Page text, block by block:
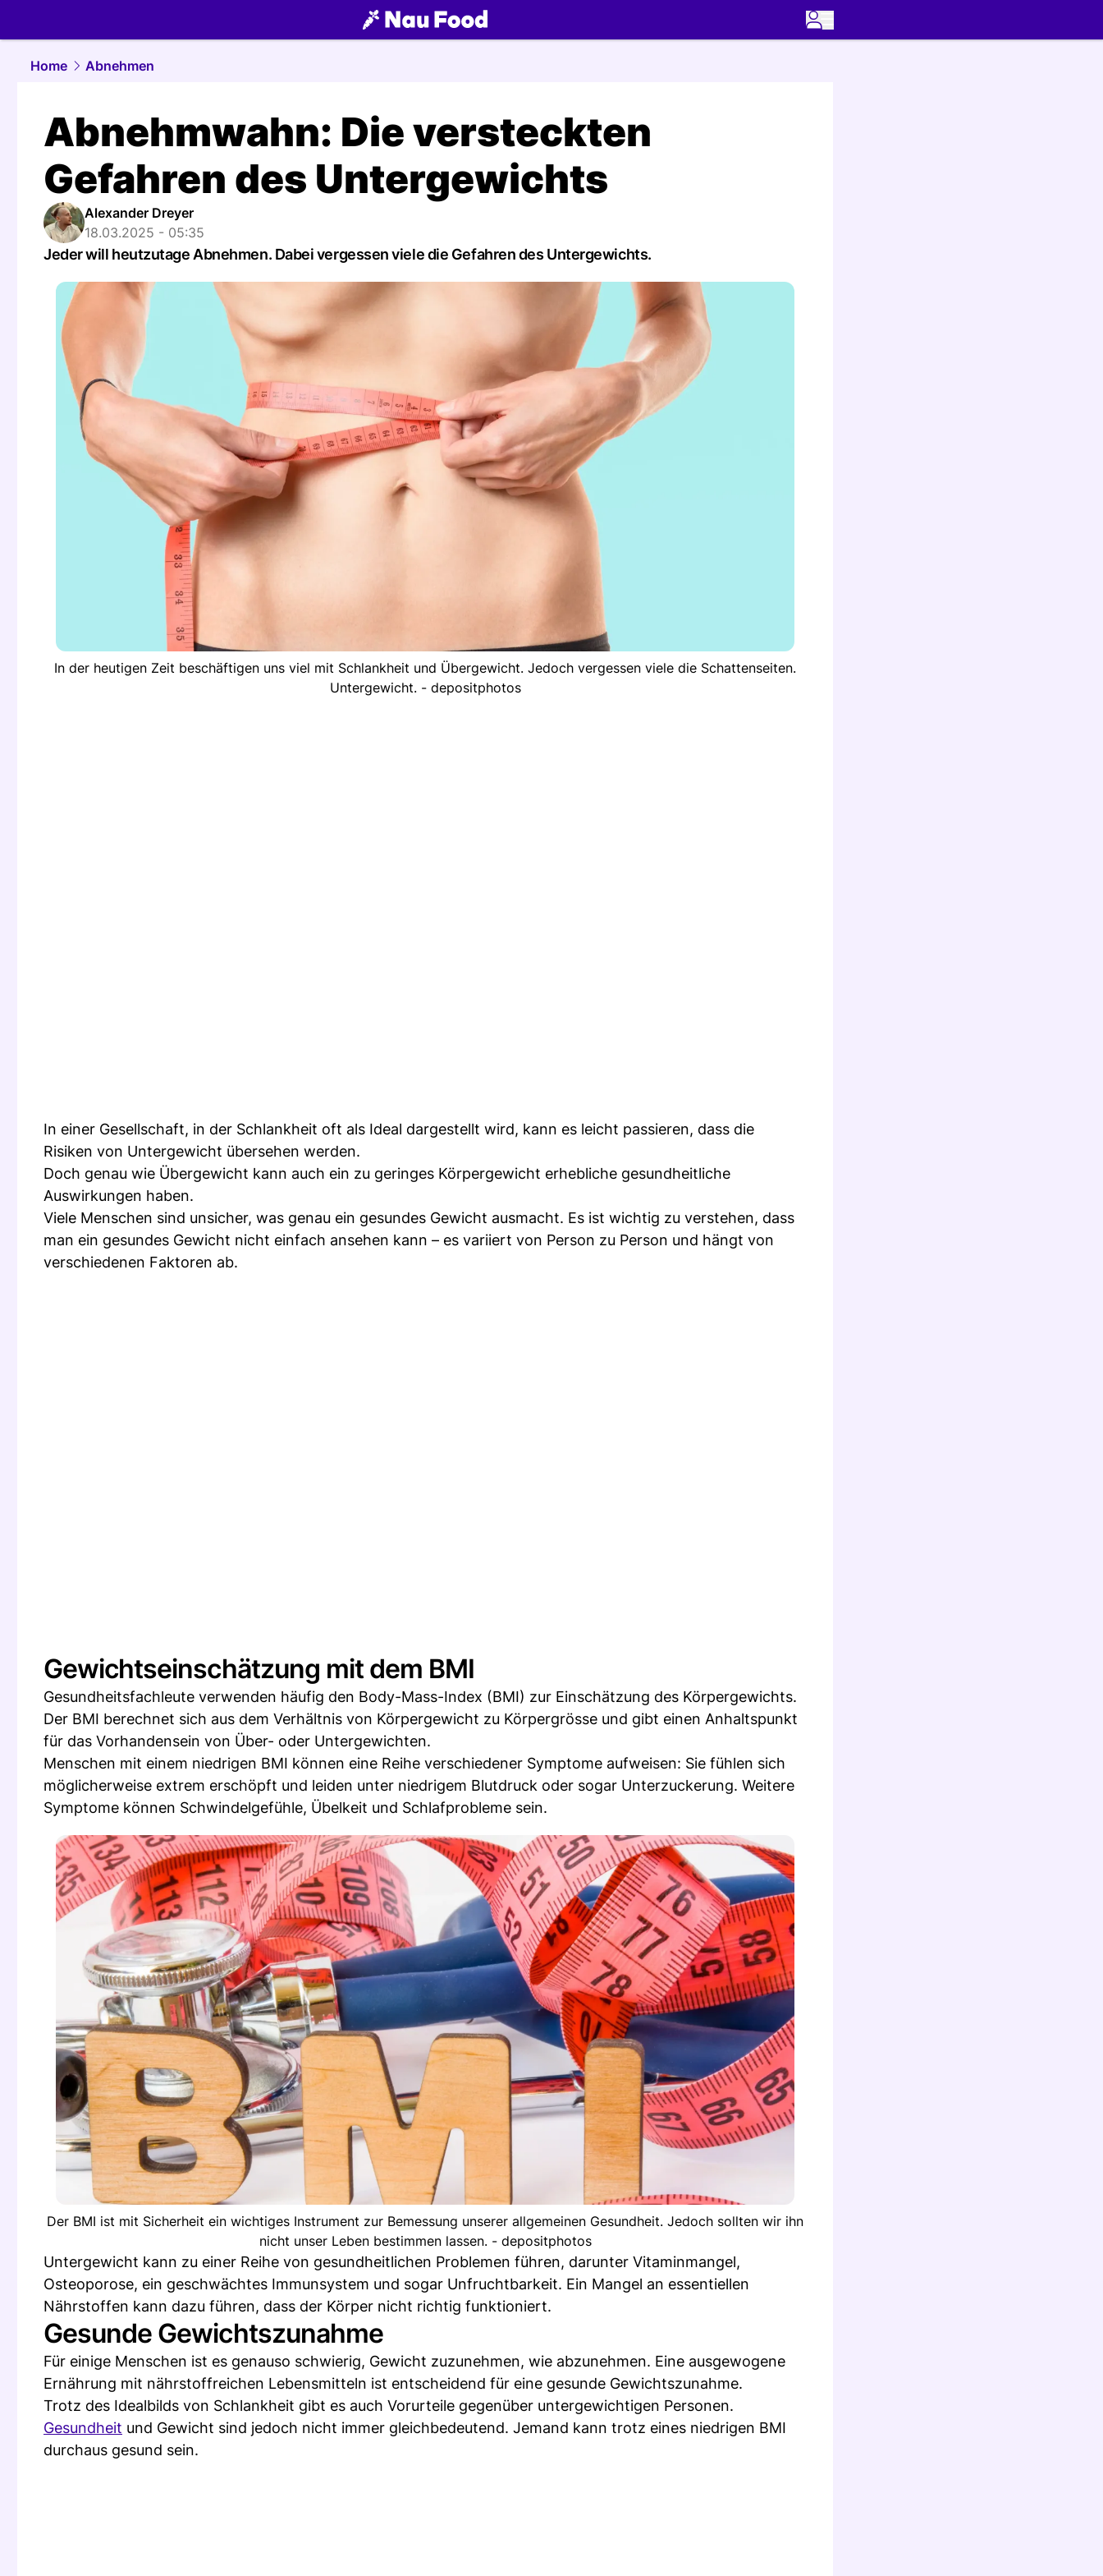
food.NAU.ch
Home
Abnehmen
Abnehmwahn: Die versteckten
Gefahren des Untergewichts
Alexander Dreyer
18.03.2025 - 05:35
Jeder will heutzutage Abnehmen. Dabei vergessen viele die Gefahren des Untergewichts.
In der heutigen Zeit beschäftigen uns viel mit Schlankheit und Übergewicht. Jedoch vergessen viele die Schattenseiten.
Untergewicht. - depositphotos
In einer Gesellschaft, in der Schlankheit oft als Ideal dargestellt wird, kann es leicht passieren, dass die
Risiken von Untergewicht übersehen werden.
Doch genau wie Übergewicht kann auch ein zu geringes Körpergewicht erhebliche gesundheitliche
Auswirkungen haben.
Viele Menschen sind unsicher, was genau ein gesundes Gewicht ausmacht. Es ist wichtig zu verstehen, dass
man ein gesundes Gewicht nicht einfach ansehen kann – es variiert von Person zu Person und hängt von
verschiedenen Faktoren ab.
Gewichtseinschätzung mit dem BMI
Gesundheitsfachleute verwenden häufig den Body-Mass-Index (BMI) zur Einschätzung des Körpergewichts.
Der BMI berechnet sich aus dem Verhältnis von Körpergewicht zu Körpergrösse und gibt einen Anhaltspunkt
für das Vorhandensein von Über- oder Untergewichten.
Menschen mit einem niedrigen BMI können eine Reihe verschiedener Symptome aufweisen: Sie fühlen sich
möglicherweise extrem erschöpft und leiden unter niedrigem Blutdruck oder sogar Unterzuckerung. Weitere
Symptome können Schwindelgefühle, Übelkeit und Schlafprobleme sein.
Der BMI ist mit Sicherheit ein wichtiges Instrument zur Bemessung unserer allgemeinen Gesundheit. Jedoch sollten wir ihn
nicht unser Leben bestimmen lassen. - depositphotos
Untergewicht kann zu einer Reihe von gesundheitlichen Problemen führen, darunter Vitaminmangel,
Osteoporose, ein geschwächtes Immunsystem und sogar Unfruchtbarkeit. Ein Mangel an essentiellen
Nährstoffen kann dazu führen, dass der Körper nicht richtig funktioniert.
Gesunde Gewichtszunahme
Für einige Menschen ist es genauso schwierig, Gewicht zuzunehmen, wie abzunehmen. Eine ausgewogene
Ernährung mit nährstoffreichen Lebensmitteln ist entscheidend für eine gesunde Gewichtszunahme.
Trotz des Idealbilds von Schlankheit gibt es auch Vorurteile gegenüber untergewichtigen Personen.
Gesundheit und Gewicht sind jedoch nicht immer gleichbedeutend. Jemand kann trotz eines niedrigen BMI
durchaus gesund sein.